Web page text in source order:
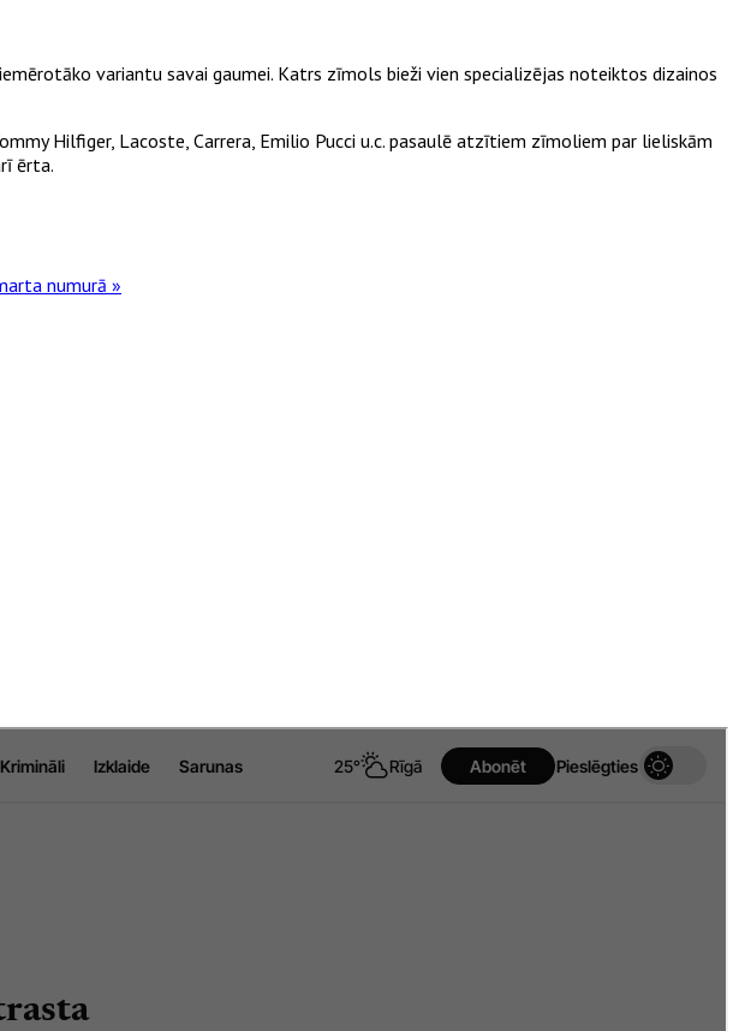
variantu savai gaumei. Katrs zīmols bieži vien specializējas noteiktos dizainos
Hilfiger, Lacoste, Carrera, Emilio Pucci u.c. pasaulē atzītiem zīmoliem par lieliskām
ērta.
numurā »